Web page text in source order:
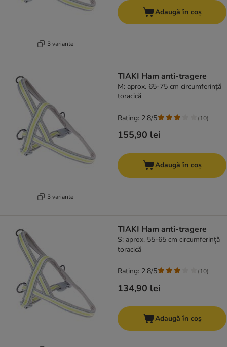
3 variante
Adaugă în coș
3 variante
TIAKI Ham anti-tragere
M: aprox. 65-75 cm circumferință
toracică
155,90 lei
Rating: 2.8/5 (10)
Adaugă în coș
TIAKI Ham anti-tragere
S: aprox. 55-65 cm circumferință
toracică
134,90 lei
Rating: 2.8/5 (10)
Adaugă în coș